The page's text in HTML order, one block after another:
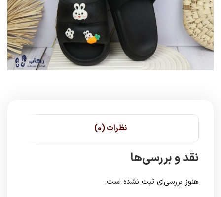
نظرات (0)
نقد و بررسی‌ها
هنوز بررسی‌ای ثبت نشده است.